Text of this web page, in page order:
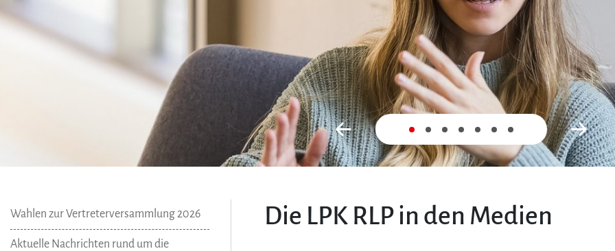
Zurück
Wahlen zur Vertreterversammlung 2026
Aktuelle Nachrichten rund um die
Die LPK RLP in den Medien